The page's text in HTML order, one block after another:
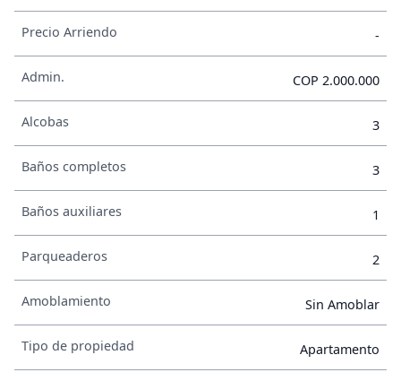
Precio Arriendo -
Admin. COP 2.000.000
Alcobas 3
Baños completos 3
Baños auxiliares 1
Parqueaderos 2
Amoblamiento Sin Amoblar
Tipo de propiedad Apartamento